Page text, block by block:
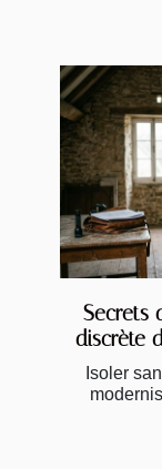
Secrets
discrète
Isoler